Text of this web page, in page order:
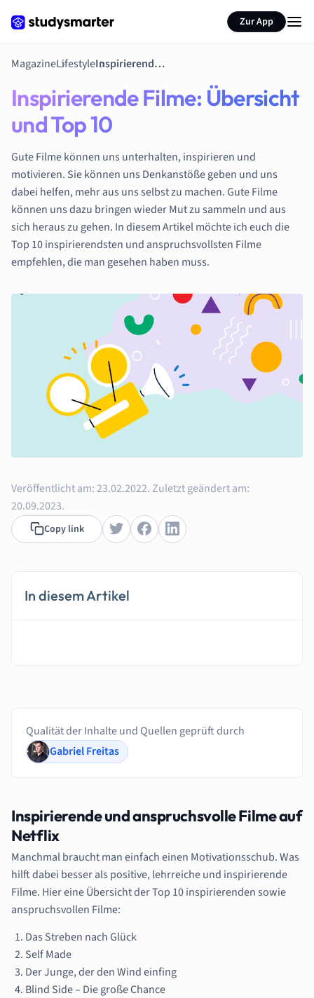
Zur App
MagazineLifestyle Inspirierende Filme: Übersicht und Top 10
Inspirierende Filme: Übersicht
und Top 10
Gute Filme können uns unterhalten, inspirieren und
motivieren. Sie können uns Denkanstöße geben und uns
dabei helfen, mehr aus uns selbst zu machen. Gute Filme
können uns dazu bringen wieder Mut zu sammeln und aus
sich heraus zu gehen. In diesem Artikel möchte ich euch die
Top 10 inspirierendsten und anspruchsvollsten Filme
empfehlen, die man gesehen haben muss.
Veröffentlicht am:23.02.2022.Zuletzt geändert am:
20.09.2023.
Copy link
In diesem Artikel
Qualität der Inhalte und Quellen geprüft durch
Gabriel Freitas
Inspirierende und anspruchsvolle Filme auf
Netflix
Manchmal braucht man einfach einen Motivationsschub. Was
hilft dabei besser als positive,lehrreiche und inspirierende
Filme. Hier eine Übersicht der Top 10 inspirierenden sowie
anspruchsvollen Filme:
Das Streben nach Glück
Self Made
Der Junge, der den Wind einfing
Blind Side – Die große Chance